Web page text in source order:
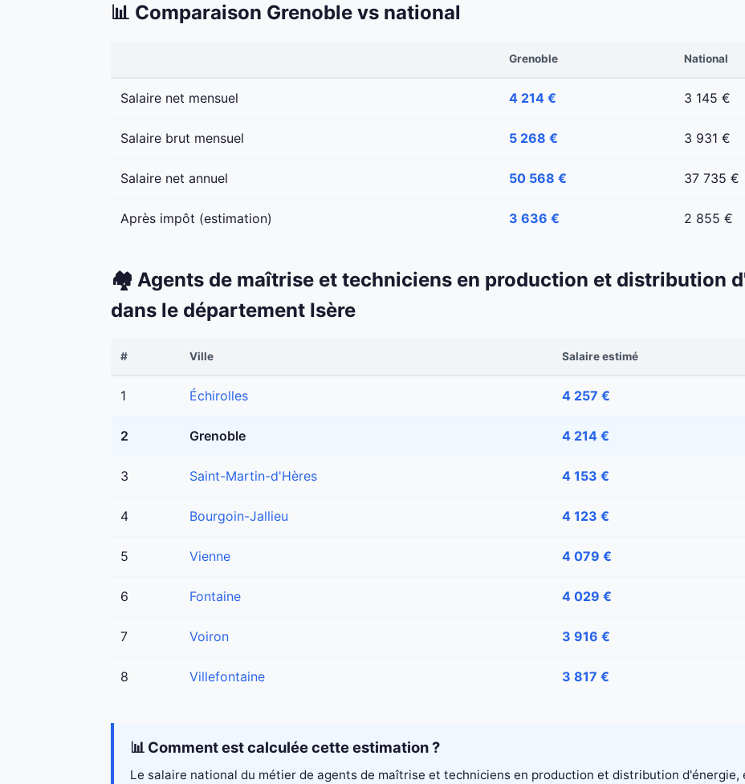
📊 Comparaison Grenoble vs national
Grenoble National
Salaire net mensuel 4 214 € 3 145 €
Salaire brut mensuel 5 268 € 3 931 €
Salaire net annuel 50 568 € 37 735 €
Après impôt (estimation) 3 636 € 2 855 €
🏘️ Agents de maîtrise et techniciens en production et distribution
dans le département Isère
# Ville Salaire estimé
1 Échirolles 4 257 €
2 Grenoble 4 214 €
3 Saint-Martin-d'Hères 4 153 €
4 Bourgoin-Jallieu 4 123 €
5 Vienne 4 079 €
6 Fontaine 4 029 €
7 Voiron 3 916 €
8 Villefontaine 3 817 €
📊 Comment est calculée cette estimation ?
Le salaire national du métier de agents de maîtrise et techniciens en production et distribution d'énergie,